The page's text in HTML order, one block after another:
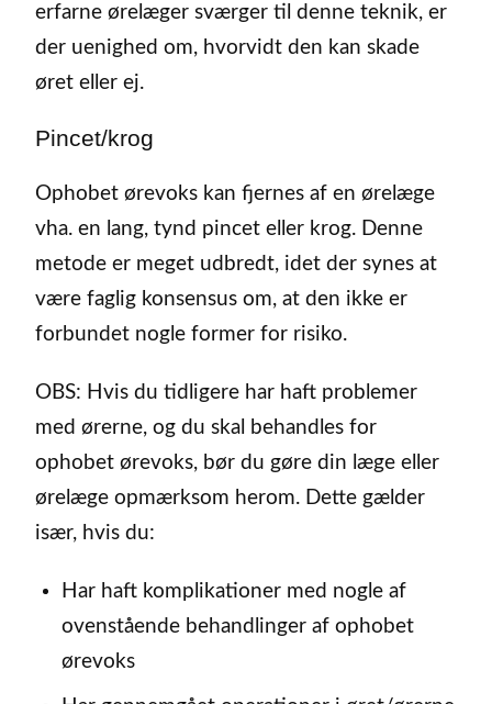
erfarne ørelæger sværger til denne teknik, er
der uenighed om, hvorvidt den kan skade
øret eller ej.
Pincet/krog
Ophobet ørevoks kan fjernes af en ørelæge
vha. en lang, tynd pincet eller krog. Denne
metode er meget udbredt, idet der synes at
være faglig konsensus om, at den ikke er
forbundet nogle former for risiko.
OBS: Hvis du tidligere har haft problemer
med ørerne, og du skal behandles for
ophobet ørevoks, bør du gøre din læge eller
ørelæge opmærksom herom. Dette gælder
især, hvis du:
Har haft komplikationer med nogle af
ovenstående behandlinger af ophobet
ørevoks